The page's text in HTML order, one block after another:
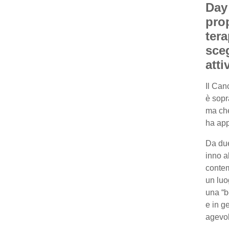
Il
è
ma
ha
Da
inno
un
una
e in